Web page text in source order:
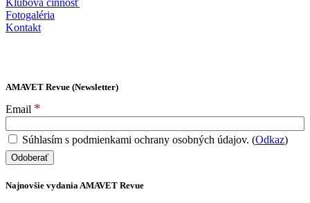
Klubová činnosť
Fotogaléria
Kontakt
AMAVET Revue (Newsletter)
Email *
Súhlasím s podmienkami ochrany osobných údajov. (Odkaz)
Najnovšie vydania AMAVET Revue